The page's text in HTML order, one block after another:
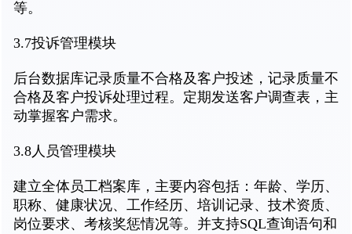
等。
3.7投诉管理模块
后台数据库记录质量不合格及客户投述，记录质量不
合格及客户投诉处理过程。定期发送客户调查表，主
动掌握客户需求。
3.8人员管理模块
建立全体员工档案库，主要内容包括：年龄、学历、
职称、健康状况、工作经历、培训记录、技术资质、
岗位要求、考核奖惩情况等。并支持SQL查询语句和